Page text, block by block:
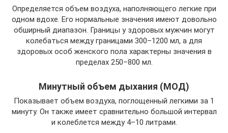
Определяется объем воздуха, наполняющего легкие при
одном вдохе. Его нормальные значения имеют довольно
обширный диапазон. Границы у здоровых мужчин могут
колебаться между границами 300–1200 мл, а для
здоровых особ женского пола характерны значения в
пределах 250–800 мл.
Минутный объем дыхания (МОД)
Показывает объем воздуха, поглощенный легкими за 1
минуту. Он также имеет сравнительно большой интервал
и колеблется между 4–10 литрами.